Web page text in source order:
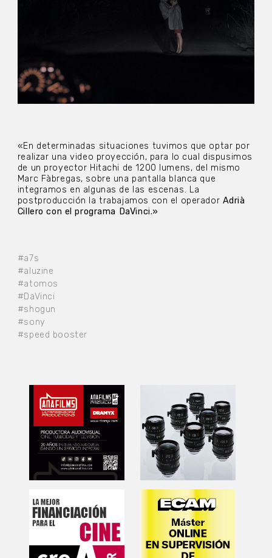
#a7s
#aluzine
#atomos
#DaVinci
#shogun
#sony
#speed booster
«En determinadas situaciones tuvimos que optar por
realizar una video proyección, para lo cual dispusimos
de un proyector Hitachi de 1200 lumens, del mismo
Marc Fàbregas, sobre una pantalla blanca que
integramos en algunas de las escenas. La
postproducción la trabajamos con el operador Adrià
Cillero con el programa DaVinci.»